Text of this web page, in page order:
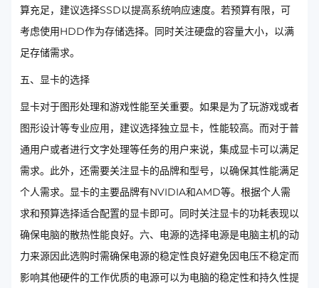
算充足，建议选择SSD以提高系统响应速度。若预算有限，可
考虑使用HDD作为存储选择。同时关注硬盘的容量大小，以满
足存储需求。
五、显卡的选择
显卡对于图形处理和游戏性能至关重要。如果是为了玩游戏或者
图形设计等专业应用，建议选择独立显卡，性能较高。而对于普
通用户或者进行文字处理等任务的用户来说，集成显卡可以满足
需求。此外，还需要关注显卡的品牌和型号，以确保其性能满足
个人需求。显卡的主要品牌有NVIDIA和AMD等。根据个人需
求和预算选择适合配置的显卡即可。同时关注显卡的功耗表现以
确保电脑的散热性能良好。六、电源的选择电源是电脑主机的动
力来源因此选购时需确保电源的稳定性良好避免因电压不稳定而
影响其他硬件的工作优质的电源可以为电脑的稳定性和持久性提